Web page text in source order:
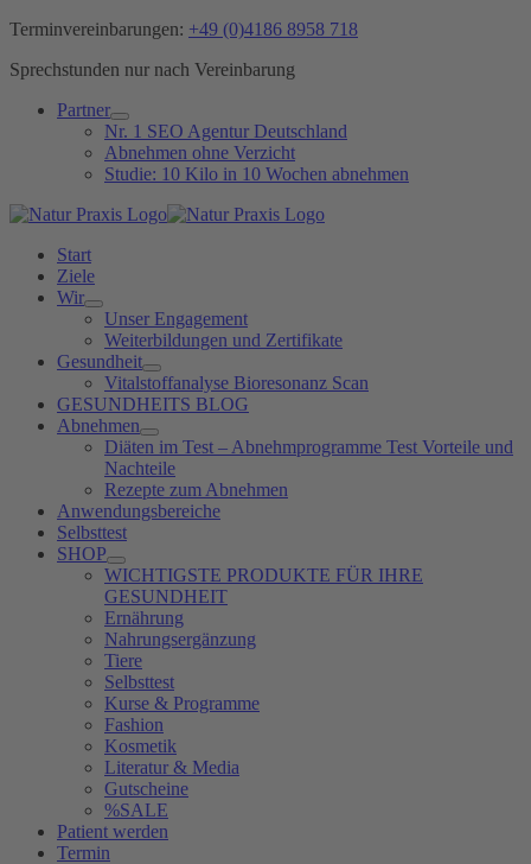
Zum
springen
Terminvereinbarungen: +49 (0)4186 8958 718
Sprechstunden nur nach Vereinbarung
Partner
Nr. 1 SEO Agentur Deutschland
Abnehmen ohne Verzicht
Studie: 10 Kilo in 10 Wochen abnehmen
Start
Ziele
Wir
Unser Engagement
Weiterbildungen und Zertifikate
Gesundheit
Vitalstoffanalyse Bioresonanz Scan
GESUNDHEITS BLOG
Abnehmen
Diäten im Test – Abnehmprogramme Test Vorteile und
Nachteile
Rezepte zum Abnehmen
Anwendungsbereiche
Selbsttest
SHOP
WICHTIGSTE PRODUKTE FÜR IHRE
GESUNDHEIT
Ernährung
Nahrungsergänzung
Tiere
Selbsttest
Kurse & Programme
Fashion
Kosmetik
Literatur & Media
Gutscheine
%SALE
Patient werden
Termin